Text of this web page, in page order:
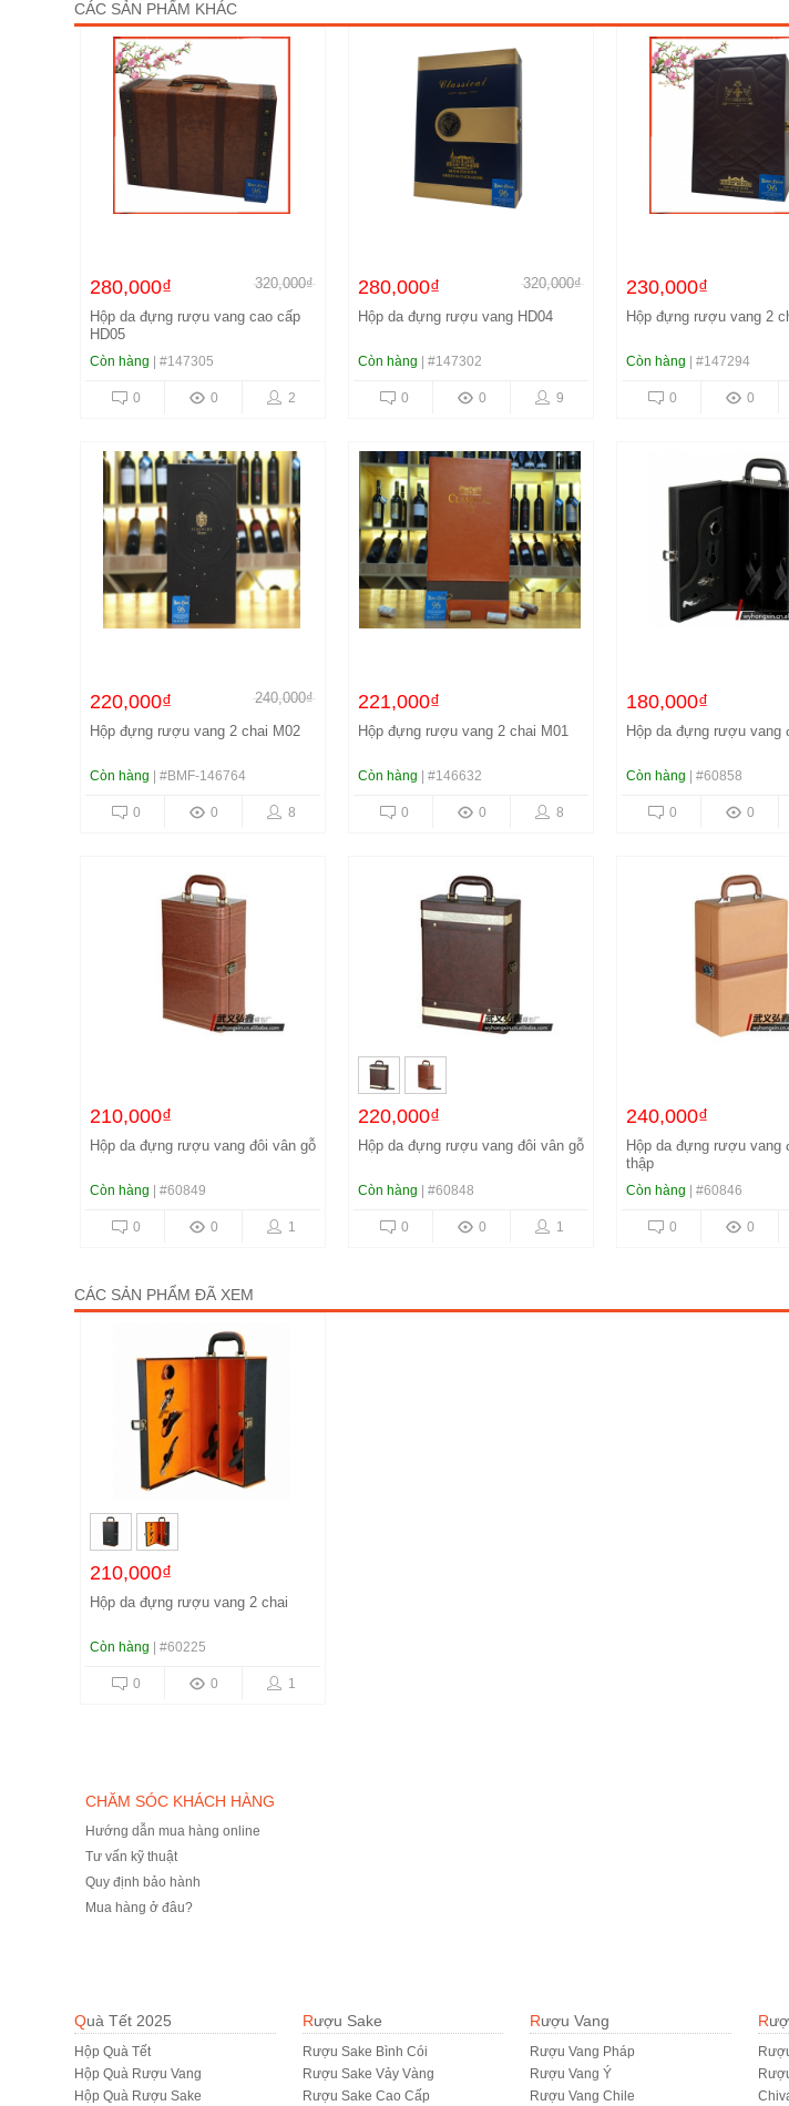
CÁC SẢN PHẨM KHÁC
280,000₫
320,000₫
Hộp da đựng rượu vang cao cấp
HD05
Còn hàng | #147305
2
0
0
280,000₫
320,000₫
Hộp da đựng rượu vang HD04
Còn hàng | #147302
9
0
0
230,000₫
Hộp đựng rượu vang 2
Còn hàng | #147294
0
0
220,000₫
240,000₫
Hộp đựng rượu vang 2 chai M02
Còn hàng | #BMF-146764
8
0
0
221,000₫
Hộp đựng rượu vang 2 chai M01
Còn hàng | #146632
8
0
0
180,000₫
Hộp da đựng rượu vang
Còn hàng | #60858
0
0
210,000₫
Hộp da đựng rượu vang đôi vân gỗ
Còn hàng | #60849
1
0
0
220,000₫
Hộp da đựng rượu vang đôi vân gỗ
Còn hàng | #60848
1
0
0
240,000₫
Hộp da đựng rượu vang
thập
Còn hàng | #60846
0
0
CÁC SẢN PHẨM ĐÃ XEM
210,000₫
Hộp da đựng rượu vang 2 chai
Còn hàng | #60225
1
0
0
CHĂM SÓC KHÁCH HÀNG
Hướng dẫn mua hàng online
Tư vấn kỹ thuật
Quy định bảo hành
Mua hàng ở đâu?
Quà Tết 2025
Hộp Quà Tết
Hộp Quà Rượu Vang
Hộp Quà Rượu Sake
Rượu Sake
Rượu Sake Bình Cói
Rượu Sake Vảy Vàng
Rượu Sake Cao Cấp
Rượu Vang
Rượu Vang Pháp
Rượu Vang Ý
Rượu Vang Chile